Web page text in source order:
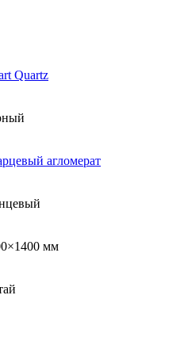
Quartz
агломерат
мм